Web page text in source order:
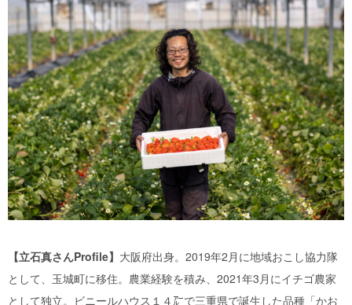
【立石真さんProfile】 大阪府出身。2019年2月に地域おこし協力隊
として、玉城町に移住。農業経験を積み、2021年3月にイチゴ農家
として独立。ビニールハウス１４㌃で三重県で誕生した品種「かお